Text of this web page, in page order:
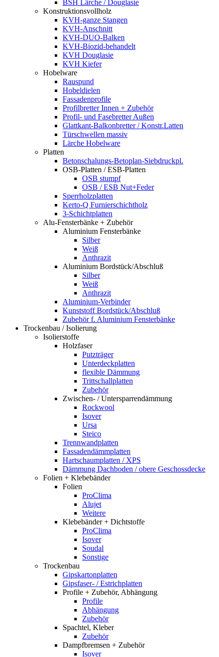
BSH Lärche / Douglasie
Konstruktionsvollholz
KVH-ganze Stangen
KVH-Anschnitt
KVH-DUO-Balken
KVH-Biozid-behandelt
KVH Douglasie
KVH Kiefer
Hobelware
Rauspund
Hobeldielen
Fassadenprofile
Profilbretter Innen + Zubehör
Profil- und Fasebretter Außen
Glattkant-Balkonbretter / Konstr.Latten
Türschwellen massiv
Lärche Hobelware
Platten
Betonschalungs-Betoplan-Siebdruckpl.
OSB-Platten / ESB-Platten
OSB stumpf
OSB / ESB Nut+Feder
Sperrholzplatten
Kerto-Q Furnierschichtholz
3-Schichtplatten
Alu-Fensterbänke + Zubehör
Aluminium Fensterbänke
Silber
Weiß
Anthrazit
Aluminium Bordstück/Abschluß
Silber
Weiß
Anthrazit
Aluminium-Verbinder
Kunststoff Bordstück/Abschluß
Zubehör f. Aluminium Fensterbänke
Trockenbau / Isolierung
Isolierstoffe
Holzfaser
Putzträger
Unterdeckplatten
flexible Dämmung
Trittschallplatten
Zubehör
Zwischen- / Untersparrendämmung
Rockwool
Isover
Ursa
Steico
Trennwandplatten
Fassadendämmplatten
Hartschaumplatten / XPS
Dämmung Dachboden / obere Geschossdecke
Folien + Klebebänder
Folien
ProClima
Alujet
Weitere
Klebebänder + Dichtstoffe
ProClima
Isover
Soudal
Sonstige
Trockenbau
Gipskartonplatten
Gipsfaser- / Estrichplatten
Profile + Zubehör, Abhängung
Profile
Abhängung
Zubehör
Spachtel, Kleber
Zubehör
Dampfbremsen + Zubehör
Isover